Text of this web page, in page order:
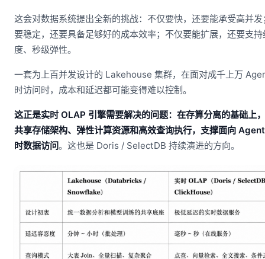
这会对数据系统提出全新的挑战：不仅要快，还要能承受高并发
要稳定，还要具备足够好的成本效率；不仅要能扩展，还要支持
度、秒级弹性。
一套为上百并发设计的 Lakehouse 集群，在面对成千上万
时访问时，成本和延迟都可能变得难以控制。
这正是实时 OLAP 引擎需要解决的问题：在存算分离的基础上
共享存储架构、弹性计算资源和高效查询执行，支撑面向
时数据访问。这也是 Doris / SelectDB 持续演进的方向。